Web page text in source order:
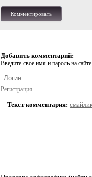
Комментировать
Добавить комментарий:
Введите свое имя и пароль на
Регистрация
Текст комментария: